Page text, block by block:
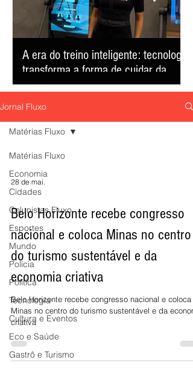
A era do treino inteligente: tecnologia
transforma a forma de cuidar da
saúde e reduz o tempo na academia
Studio For Life aposta em
tecnológica e inteligência de dados para
qualidade de vida em menos tempo.
Jornal Fluxo
Matérias Fluxo
Economia
Cidades
Colunistas Fluxo
Esportes
Mundo
Polícia
Política
Tecnologia
Cultura e Eventos
Eco e Saúde
Gastrô e Turismo
Matérias Fluxo
28 de mai.
Belo Horizonte recebe congresso
nacional e coloca Minas no centro
do turismo sustentável e da
economia criativa
Belo Horizonte recebe congresso nacional e coloca
Minas no centro do turismo sustentável e da
criativa